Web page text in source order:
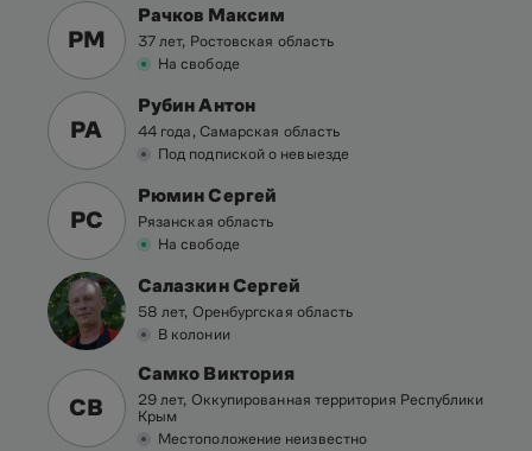
РМ
Рачков Максим
37 лет, Ростовская область
На свободе
РА
Рубин Антон
44 года, Самарская область
Под подпиской о невыезде
РС
Рюмин Сергей
Рязанская область
На свободе
Салазкин Сергей
58 лет, Оренбургская область
В колонии
СВ
Самко Виктория
29 лет, Оккупированная территория Республики
Крым
Местоположение неизвестно